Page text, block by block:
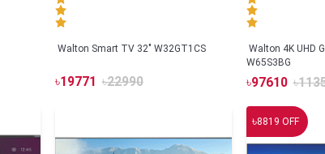
Walton Smart TV 32" W32GT1CS
৳19771 ৳22990
Walton 4K UHD
W65S3BG
৳97610 ৳
৳8819 OFF